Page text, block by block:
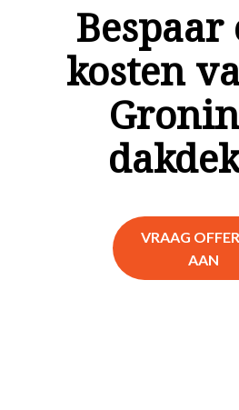
Bespaar
kosten
VRAAG
AAN